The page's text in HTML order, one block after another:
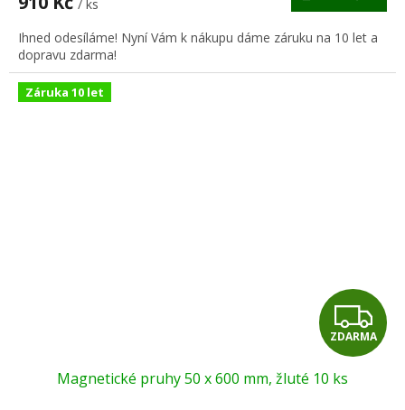
A
/ ks
Ihned odesíláme! Nyní Vám k nákupu dáme záruku na 10 let a
dopravu zdarma!
Záruka 10 let
Z
D
ZDARMA
Magnetické pruhy 50 x 600 mm, žluté 10 ks